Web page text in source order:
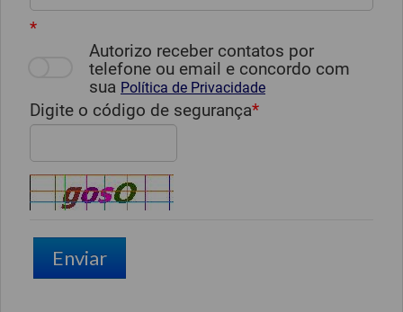
Autorizo receber contatos por
telefone ou email e concordo com
sua Política de Privacidade
Digite o código de segurança
Enviar